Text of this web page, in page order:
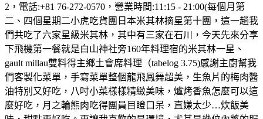
2，電話:+81 76-272-0570，營業時間:11:15 - 21:00(每個月第
二、四個星期二小虎吃貨團日本米其林摘星第十團，這一趟我
們共吃了六家星級米其林，其中有三家在石川，今天先來分享
下飛機第一餐就是白山神社旁160年料理宿的米其林一星、
gault millau雙料得主鄉土會席料理（tabelog 3.75)感謝主廚幫我
們客製化菜單，手寫菜單整個龍飛鳳舞超美，生魚片的梅肉醬
油特別又好吃，八吋小菜樣樣精緻美味，爐烤香魚怎麼可以這
麼好吃，月之輪熊肉吃得團員目瞪口呆，直嫌太少…炊飯美